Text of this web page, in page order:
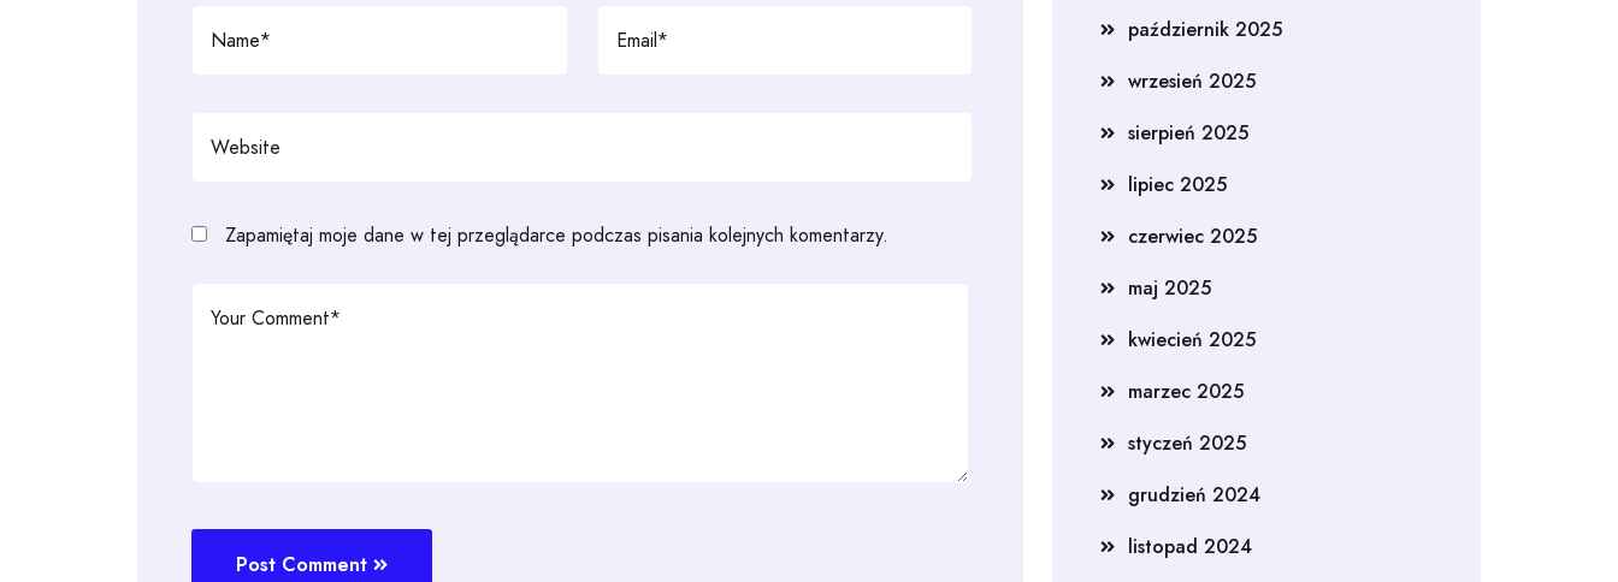
Zapamiętaj moje dane w tej przeglądarce podczas pisania kolejnych komentarzy.
Post Comment
październik 2025
wrzesień 2025
sierpień 2025
lipiec 2025
czerwiec 2025
maj 2025
kwiecień 2025
marzec 2025
styczeń 2025
grudzień 2024
listopad 2024